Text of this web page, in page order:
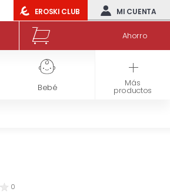
EROSKI CLUB MI CUENTA
Ahorro
Bebé Congelados
Más
productos
0